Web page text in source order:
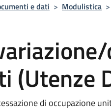
e dati > Modulistica >
(Utenze
di occupazione